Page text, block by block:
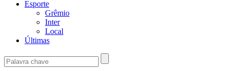
Esporte
Grêmio
Inter
Local
Últimas